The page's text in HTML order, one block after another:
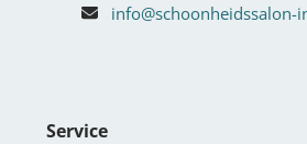
info@schoonheidssalon-
Service